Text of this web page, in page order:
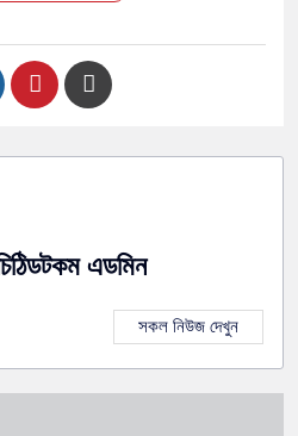
এডমিন
সকল নিউজ দেখুন